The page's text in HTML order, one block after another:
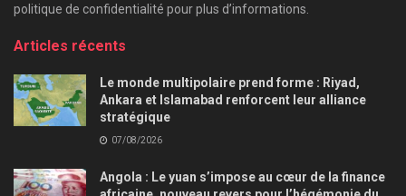
politique de confidentialité pour plus d’informations.
Articles récents
Le monde multipolaire prend forme : Riyad,
Ankara et Islamabad renforcent leur alliance
stratégique
07/08/2026
Angola : Le yuan s’impose au cœur de la finance